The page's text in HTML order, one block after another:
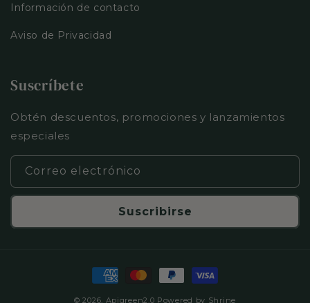
Información de contacto
Aviso de Privacidad
Suscríbete
Obtén descuentos, promociones y lanzamientos
especiales
Correo electrónico
Suscribirse
Formas
de
© 2026, Apigreen2.0 Powered by Shrine